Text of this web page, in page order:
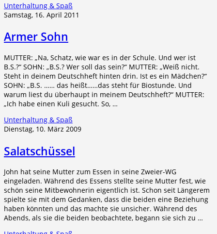
Unterhaltung & Spaß
Samstag, 16. April 2011
Armer Sohn
MUTTER: „Na, Schatz, wie war es in der Schule. Und wer ist
B.S.?“ SOHN: „B.S.? Wer soll das sein?“ MUTTER: „Weiß nicht.
Steht in deinem Deutschheft hinten drin. Ist es ein Mädchen?“
SOHN: „B.S. …… das heißt……das steht für Biostunde. Und
warum liest du überhaupt in meinem Deutschheft?“ MUTTER:
„Ich habe einen Kuli gesucht. So, …
Unterhaltung & Spaß
Dienstag, 10. März 2009
Salatschüssel
John hat seine Mutter zum Essen in seine Zweier-WG
eingeladen. Während des Essens stellte seine Mutter fest, wie
schön seine Mitbewohnerin eigentlich ist. Schon seit Längerem
spielte sie mit dem Gedanken, dass die beiden eine Beziehung
haben könnten und das machte sie unsicher. Während des
Abends, als sie die beiden beobachtete, begann sie sich zu …